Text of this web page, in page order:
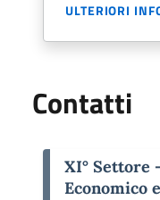
ULTERIORI
Contatti
XI° Settore
Economico